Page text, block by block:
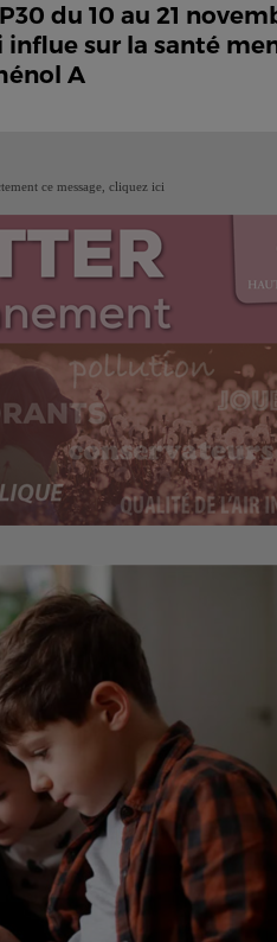
du 10 au 21
influe sur la santé
A
ce message, cliquez ici